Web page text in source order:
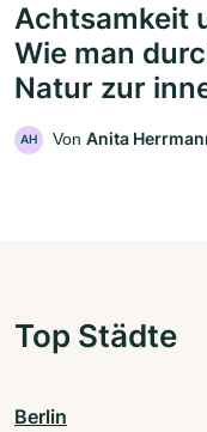
Achtsamkeit
Wie man
Natur zur
AH Von Anita
Top Städte
Berlin